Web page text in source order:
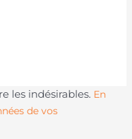
les indésirables. En
de vos